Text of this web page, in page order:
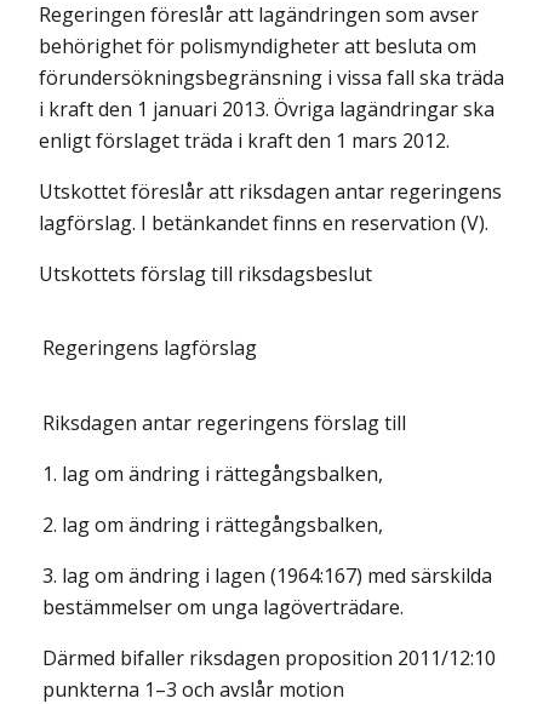
Regeringen föreslår att lagändringen som avser
behörighet för polismyndigheter att besluta om
förundersökningsbegränsning i vissa fall ska träda
i kraft den 1 januari 2013. Övriga lagändringar ska
enligt förslaget träda i kraft den 1 mars 2012.
Utskottet föreslår att riksdagen antar regeringens
lagförslag. I betänkandet finns en reservation (V).
Utskottets förslag till riksdagsbeslut
Regeringens lagförslag
Riksdagen antar regeringens förslag till
1. lag om ändring i rättegångsbalken,
2. lag om ändring i rättegångsbalken,
3. lag om ändring i lagen (1964:167) med särskilda
bestämmelser om unga lagöverträdare.
Därmed bifaller riksdagen proposition 2011/12:10
punkterna 1–3 och avslår motion